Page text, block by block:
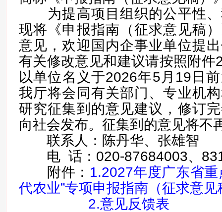
为提高项目组织的公平性、
现将《申报指南（征求意见稿
意见，欢迎国内企事业单位提
有关修改意见和建议请按照附件
以单位名义于2026年5月19日
我厅将会同有关部门、专业机
研究征集到的意见建议，修订
向社会发布。征集到的意见将不
联系人：陈丹华、张雄智
电 话：020-87684003、
附件： 1.2027年度广东省
代农业”专项申报指南（征求意见
2.意见反馈表